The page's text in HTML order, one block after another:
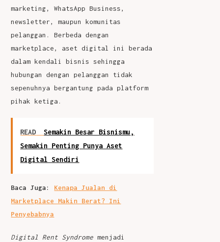
marketing, WhatsApp Business,
newsletter, maupun komunitas
pelanggan. Berbeda dengan
marketplace, aset digital ini berada
dalam kendali bisnis sehingga
hubungan dengan pelanggan tidak
sepenuhnya bergantung pada platform
pihak ketiga.
READ
Semakin Besar Bisnismu,
Semakin Penting Punya Aset
Digital Sendiri
Baca Juga: Kenapa Jualan di
Marketplace Makin Berat? Ini
Penyebabnya
Digital Rent Syndrome menjadi